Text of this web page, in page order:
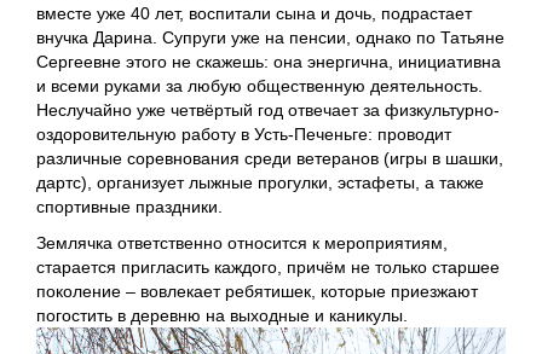
вместе уже 40 лет, воспитали сына и дочь, подрастает
внучка Дарина. Супруги уже на пенсии, однако по Татьяне
Сергеевне этого не скажешь: она энергична, инициативна
и всеми руками за любую общественную деятельность.
Неслучайно уже четвёртый год отвечает за физкультурно-
оздоровительную работу в Усть-Печеньге: проводит
различные соревнования среди ветеранов (игры в шашки,
дартс), организует лыжные прогулки, эстафеты, а также
спортивные праздники.
Землячка ответственно относится к мероприятиям,
старается пригласить каждого, причём не только старшее
поколение – вовлекает ребятишек, которые приезжают
погостить в деревню на выходные и каникулы.